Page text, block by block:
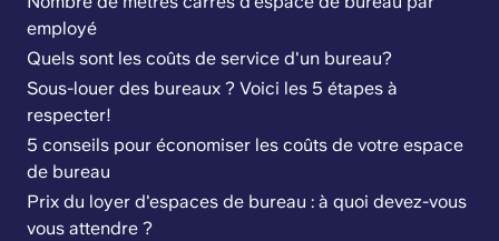
employé
Quels sont les coûts de service d'un bureau?
Sous-louer des bureaux ? Voici les 5 étapes à
respecter!
5 conseils pour économiser les coûts de votre espace
de bureau
Prix du loyer d'espaces de bureau : à quoi devez-vous
vous attendre ?